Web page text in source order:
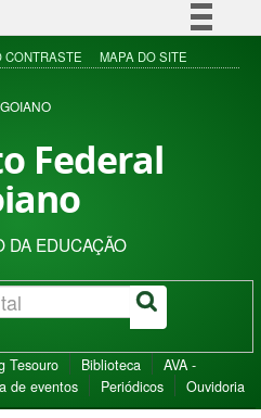
Simplifique!
Acesso à informação
CONTRASTE MAPA DO SITE
Federal
DA EDUCAÇÃO
Tesouro Biblioteca
AVA -
de eventos Periódicos Ouvidoria